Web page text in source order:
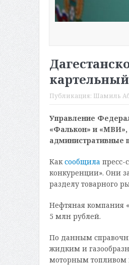
Публикация: Шамиль
Управление
«Фалькон» и «МВИ»,
административные
Как сообщила пресс-
конкуренции». Они
разделу товарного
Нефтяная компания
5 млн рублей.
По данным
жидким и
моторным топливом